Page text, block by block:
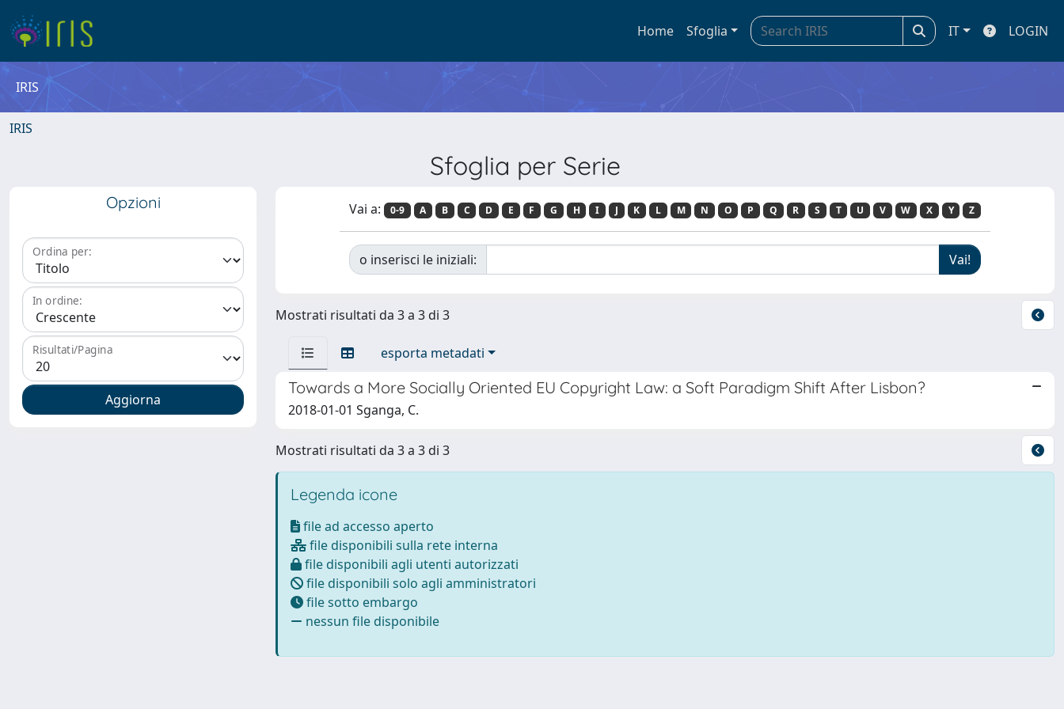
Home Sfoglia IT LOGIN
IRIS
IRIS
Sfoglia per Serie
Opzioni
Ordina per:
In ordine:
Risultati/Pagina
Vai a: 0-9 A B C D E F G H I J K L M N O P Q R S T U V W X Y Z
o inserisci le iniziali:
Mostrati risultati da 3 a 3 di 3
esporta metadati
Towards a More Socially Oriented EU Copyright Law: a Soft Paradigm Shift After Lisbon?
2018-01-01 Sganga, C.
Mostrati risultati da 3 a 3 di 3
Legenda icone
file ad accesso aperto
file disponibili sulla rete interna
file disponibili agli utenti autorizzati
file disponibili solo agli amministratori
file sotto embargo
nessun file disponibile